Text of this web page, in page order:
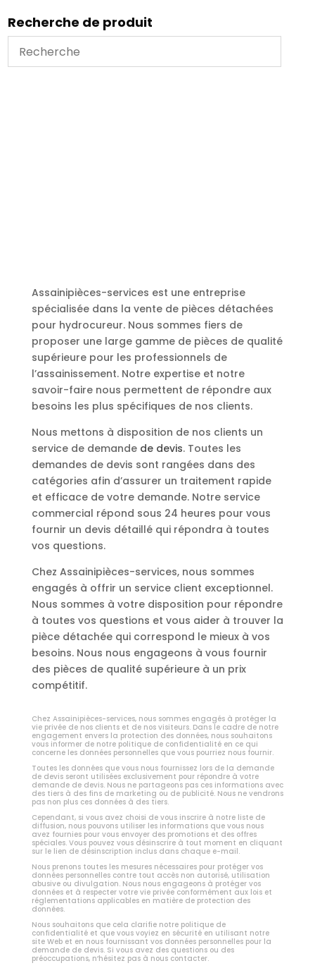
Recherche de produit
Assainipièces-services est une entreprise
spécialisée dans la vente de pièces détachées
pour hydrocureur. Nous sommes fiers de
proposer une large gamme de pièces de qualité
supérieure pour les professionnels de
l’assainissement. Notre expertise et notre
savoir-faire nous permettent de répondre aux
besoins les plus spécifiques de nos clients.
Nous mettons à disposition de nos clients un
service de demande de devis. Toutes les
demandes de devis sont rangées dans des
catégories afin d’assurer un traitement rapide
et efficace de votre demande. Notre service
commercial répond sous 24 heures pour vous
fournir un devis détaillé qui répondra à toutes
vos questions.
Chez Assainipièces-services, nous sommes
engagés à offrir un service client exceptionnel.
Nous sommes à votre disposition pour répondre
à toutes vos questions et vous aider à trouver la
pièce détachée qui correspond le mieux à vos
besoins. Nous nous engageons à vous fournir
des pièces de qualité supérieure à un prix
compétitif.
Chez Assainipièces-services, nous sommes engagés à protéger la
vie privée de nos clients et de nos visiteurs. Dans le cadre de notre
engagement envers la protection des données, nous souhaitons
vous informer de notre politique de confidentialité en ce qui
concerne les données personnelles que vous pourriez nous fournir.
Toutes les données que vous nous fournissez lors de la demande
de devis seront utilisées exclusivement pour répondre à votre
demande de devis. Nous ne partageons pas ces informations avec
des tiers à des fins de marketing ou de publicité. Nous ne vendrons
pas non plus ces données à des tiers.
Cependant, si vous avez choisi de vous inscrire à notre liste de
diffusion, nous pouvons utiliser les informations que vous nous
avez fournies pour vous envoyer des promotions et des offres
spéciales. Vous pouvez vous désinscrire à tout moment en cliquant
sur le lien de désinscription inclus dans chaque e-mail.
Nous prenons toutes les mesures nécessaires pour protéger vos
données personnelles contre tout accès non autorisé, utilisation
abusive ou divulgation. Nous nous engageons à protéger vos
données et à respecter votre vie privée conformément aux lois et
réglementations applicables en matière de protection des
données.
Nous souhaitons que cela clarifie notre politique de
confidentialité et que vous voyiez en sécurité en utilisant notre
site Web et en nous fournissant vos données personnelles pour la
demande de devis. Si vous avez des questions ou des
préoccupations, n’hésitez pas à nous contacter.